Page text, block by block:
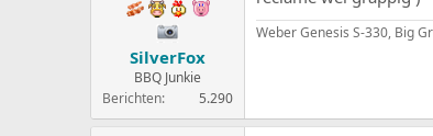
SilverFox
BBQ Junkie
Berichten
5.290
Weber Genesis S-330, Big